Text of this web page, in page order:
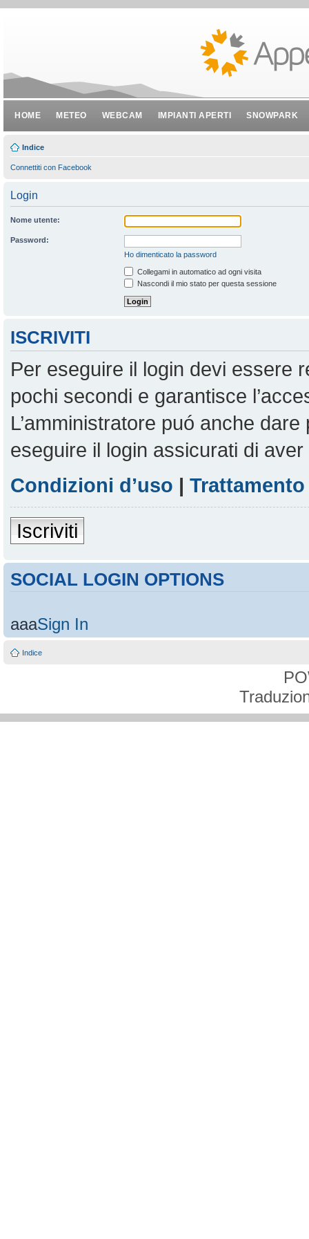
HOME METEO WEBCAM IMPIANTI APERTI SNOWPARK
Indice
Connettiti con Facebook
Login
Nome utente:
Password:
Ho dimenticato la password
Collegami in automatico ad ogni visita
Nascondi il mio stato per questa sessione
ISCRIVITI
Per eseguire il login devi essere
pochi secondi e garantisce
L’amministratore puó anche
eseguire il login assicurati di
Condizioni d’uso |
Iscriviti
SOCIAL LOGIN OPTIONS
aaaSign In
Indice